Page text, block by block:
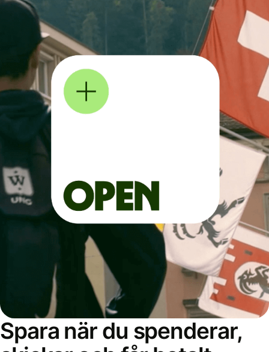
Spara när du spenderar,